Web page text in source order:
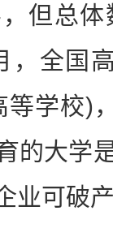
但总
，全国
学校)
的大学
业可破